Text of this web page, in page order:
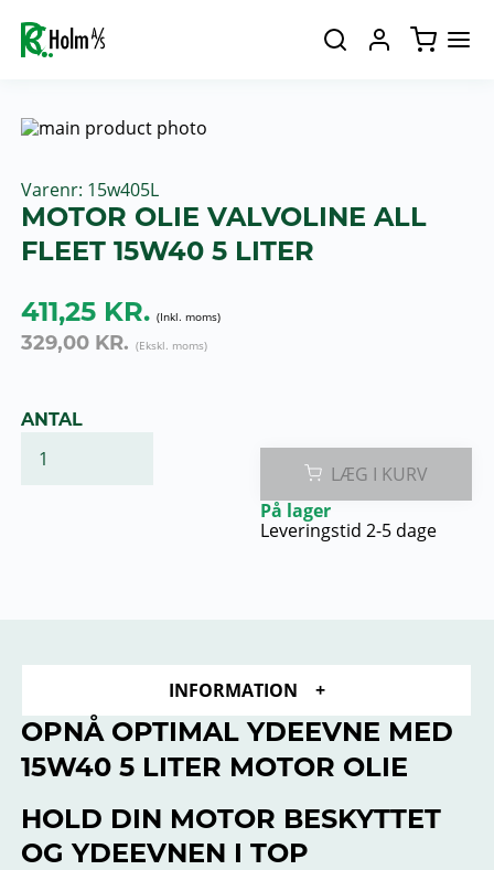
Varenr 15w405L
MOTOR OLIE VALVOLINE ALL
FLEET 15W40 5 LITER
411,25 KR.
329,00 KR.
ANTAL
LÆG I KURV
På lager
Leveringstid 2-5 dage
INFORMATION
OPNÅ OPTIMAL YDEEVNE MED
15W40 5 LITER MOTOR OLIE
HOLD DIN MOTOR BESKYTTET
OG YDEEVNEN I TOP